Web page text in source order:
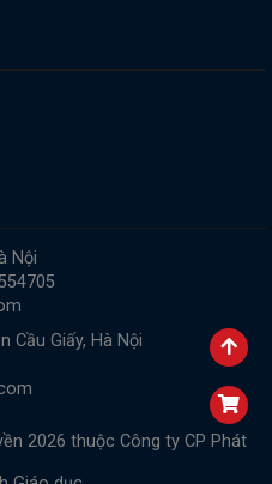
Nội
Cầu Giấy, Hà Nội
2026 thuộc Công ty CP Phát